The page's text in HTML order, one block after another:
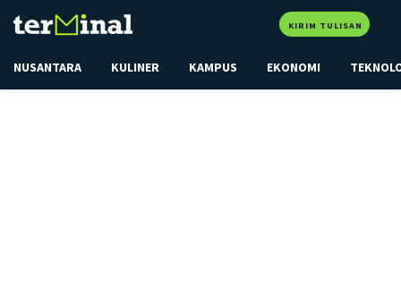
KIRIM TULISAN
NUSANTARA KULINER KAMPUS EKONOMI